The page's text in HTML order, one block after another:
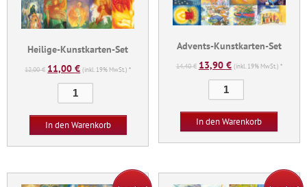
Heilige-Kunstkarten-Set
12,00€ Ursprünglicher
Preis
12,00 €
11,00€Aktueller
Preis
11,00 €.
(inkl. 19% MwSt.) *
Kunstkarten-
Set
Menge
In den Warenkorb
Advents-Kunstkarten-Set
14,40€ Ursprünglicher
Preis
14,40 €
13,90 €Aktueller
Preis
13,90 €.
(inkl. 19% MwSt.) *
Kunstkarten-
Set
Menge
In den Warenkorb